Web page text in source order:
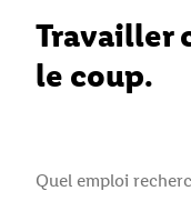
Travailler
le coup.